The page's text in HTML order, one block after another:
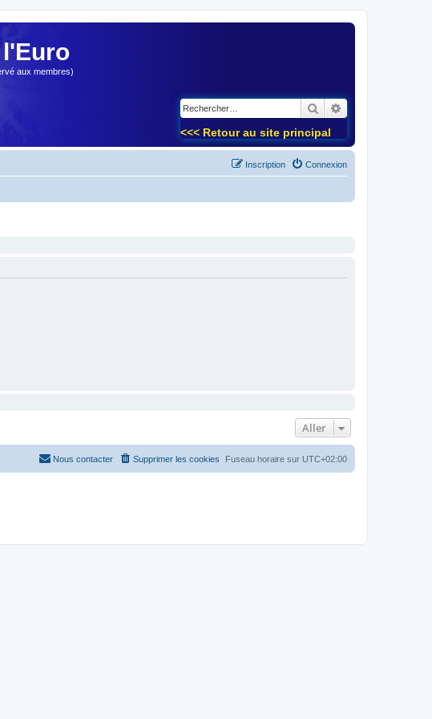
aux membres)
Rechercher
<<< Retour au site principal
Connexion
Inscription
Aller
Fuseau horaire sur UTC+02:00
Supprimer les cookies
Nous contacter